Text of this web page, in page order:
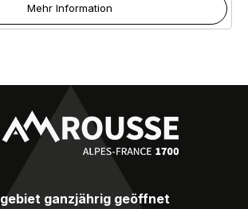
Mehr Information
ganzjährig geöffnet